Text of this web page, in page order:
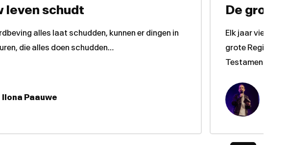
leven schudt
alles laat schudden, kunnen er dingen in
die alles doen schudden…
Ilona Paauwe
De grote
Elk jaar vieren
grote Regisseur
Testament en